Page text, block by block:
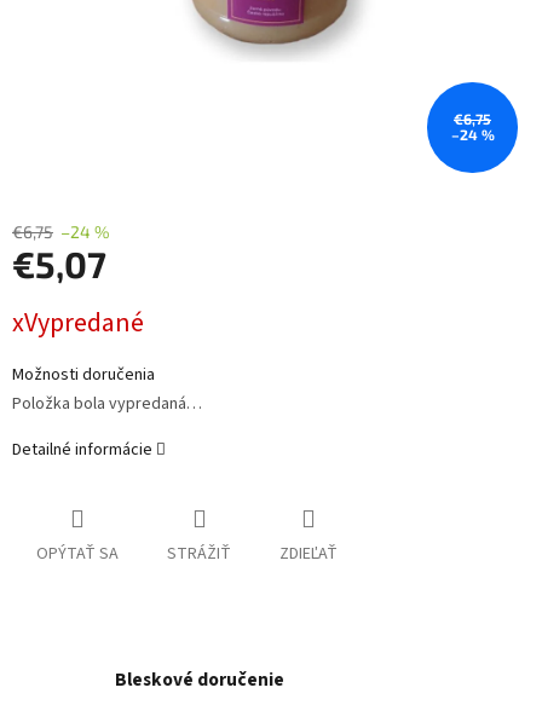
€6,75
–24 %
€6,75 –24 %
€5,07
cena:
xVypredané
Možnosti doručenia
Položka bola vypredaná…
Detailné informácie
OPÝTAŤ SA STRÁŽIŤ ZDIEĽAŤ
Bleskové doručenie